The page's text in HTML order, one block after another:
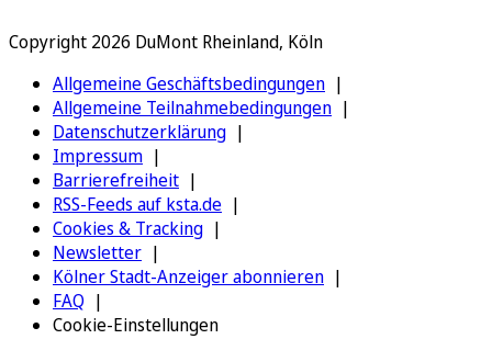
Copyright 2026 DuMont Rheinland, Köln
Allgemeine Geschäftsbedingungen
Allgemeine Teilnahmebedingungen
Datenschutzerklärung
Impressum
Barrierefreiheit
RSS-Feeds auf ksta.de
Cookies & Tracking
Newsletter
Kölner Stadt-Anzeiger abonnieren
FAQ
Cookie-Einstellungen